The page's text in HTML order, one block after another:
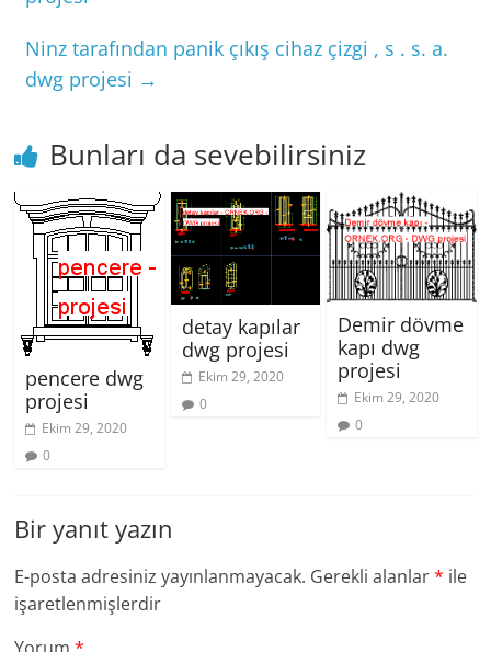
Ninz tarafından panik çıkış cihaz çizgi , s . s. a.
dwg projesi →
Bunları da sevebilirsiniz
pencere dwg
projesi
Ekim 29, 2020
0
detay kapılar
dwg projesi
Ekim 29, 2020
0
Demir dövme
kapı dwg
projesi
Ekim 29, 2020
0
Bir yanıt yazın
E-posta adresiniz yayınlanmayacak. Gerekli alanlar* ile
işaretlenmişlerdir